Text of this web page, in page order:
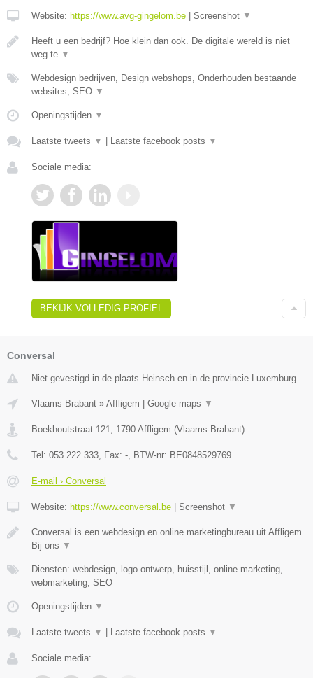
Website: https://www.avg-gingelom.be Screenshot ▼
Heeft u een bedrijf? Hoe klein dan ook. De digitale wereld is niet
weg te ▼
Webdesign bedrijven, Design webshops, Onderhouden bestaande
websites, SEO ▼
Openingstijden ▼
Laatste tweets ▼ Laatste facebook posts ▼
Sociale media:
BEKIJK VOLLEDIG PROFIEL
Conversal
Niet gevestigd in de plaats Heinsch en in de provincie Luxemburg.
Vlaams-Brabant » Affligem Google maps ▼
Boekhoutstraat 121, 1790 Affligem (Vlaams-Brabant)
Tel: 053 222 333, Fax: -, BTW-nr: BE0848529769
E-mail › Conversal
Website: https://www.conversal.be Screenshot ▼
Conversal is een webdesign en online marketingbureau uit Affligem.
Bij ons ▼
Diensten: webdesign, logo ontwerp, huisstijl, online marketing,
webmarketing, SEO
Openingstijden ▼
Laatste tweets ▼ Laatste facebook posts ▼
Sociale media: